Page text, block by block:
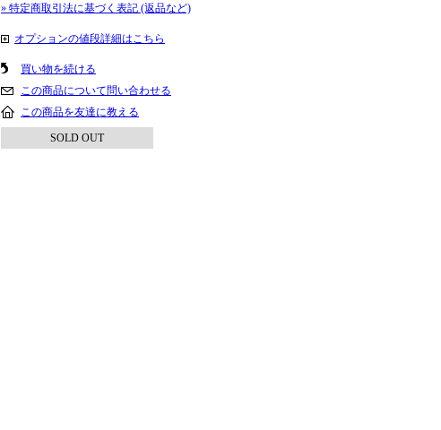
» 特定商取引法に基づく表記 (返品など)
オプションの値段詳細はこちら
買い物を続ける
この商品について問い合わせる
この商品を友達に教える
SOLD OUT